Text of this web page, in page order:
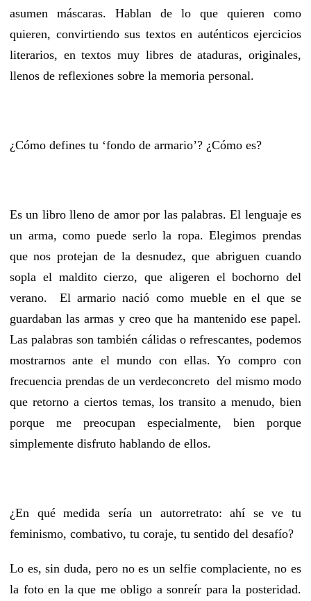
asumen máscaras. Hablan de lo que quieren como
quieren, convirtiendo sus textos en auténticos ejercicios
literarios, en textos muy libres de ataduras, originales,
llenos de reflexiones sobre la memoria personal.
¿Cómo defines tu ‘fondo de armario’? ¿Cómo es?
Es un libro lleno de amor por las palabras. El lenguaje es
un arma, como puede serlo la ropa. Elegimos prendas
que nos protejan de la desnudez, que abriguen cuando
sopla el maldito cierzo, que aligeren el bochorno del
verano. El armario nació como mueble en el que se
guardaban las armas y creo que ha mantenido ese papel.
Las palabras son también cálidas o refrescantes, podemos
mostrarnos ante el mundo con ellas. Yo compro con
frecuencia prendas de un verdeconcreto del mismo modo
que retorno a ciertos temas, los transito a menudo, bien
porque me preocupan especialmente, bien porque
simplemente disfruto hablando de ellos.
¿En qué medida sería un autorretrato: ahí se ve tu
feminismo, combativo, tu coraje, tu sentido del desafío?
Lo es, sin duda, pero no es un selfie complaciente, no es
la foto en la que me obligo a sonreír para la posteridad.